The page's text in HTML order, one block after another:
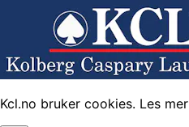
Kcl.no bruker cookies. Les mer